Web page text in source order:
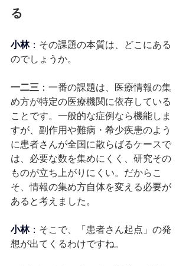
る
小林： その課題の本質は、どこにある
のでしょうか。
一二三 ： 一番の課題は、医療情報の集
め方が特定の医療機関に依存している
ことです。一般的な症例なら機能しま
すが、副作用や難病・希少疾患のよう
に患者さんが全国に散らばるケースで
は、必要な数を集めにくく、研究その
ものが立ち上がりにくい。だからこ
そ、情報の集め方自体を変える必要が
あると考えました。
小林： そこで、「患者さん起点」の発
想が出てくるわけですね。